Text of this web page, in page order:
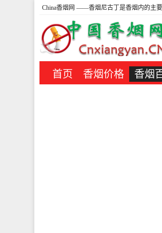
China香烟网 ——香烟尼古丁是香烟内的主要
首页 香烟价格 香烟